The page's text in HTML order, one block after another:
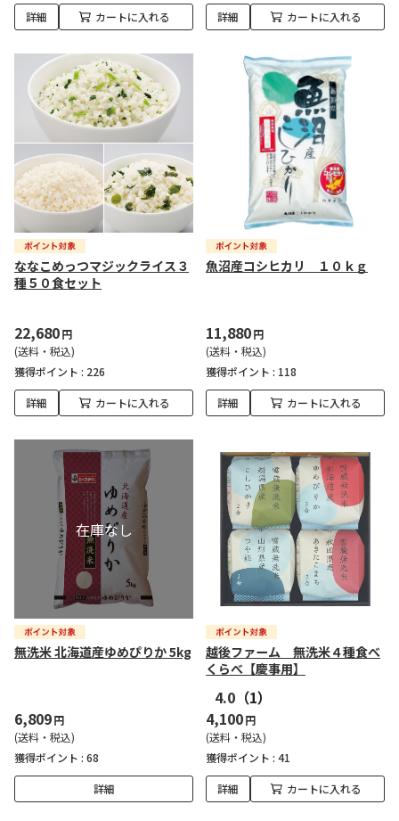
詳細 カートに入れる 詳細 カートに入れる
ななこめっつマジックライス３
種５０食セット
22,680円
(送料・税込)
獲得ポイント : 226
詳細 カートに入れる
魚沼産コシヒカリ １０ｋｇ
11,880円
(送料・税込)
獲得ポイント : 118
詳細 カートに入れる
無洗米 北海道産ゆめぴりか 5kg
6,809円
(送料・税込)
獲得ポイント : 68
詳細
越後ファーム 無洗米４種食べ
くらべ【慶事用】
4.0 （1）
4,100円
(送料・税込)
獲得ポイント : 41
詳細 カートに入れる